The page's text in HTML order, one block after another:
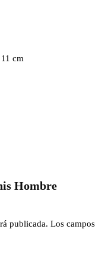
cm
Hombre
publicada. Los campos